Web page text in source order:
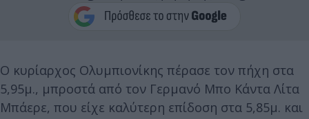
O κυρίαρχος Ολυμπιονίκης πέρασε τον πήχη στα
5,95μ., μπροστά από τον Γερμανό Μπο Κάντα Λίτα
Μπάερε, που είχε καλύτερη επίδοση στα 5,85μ. και